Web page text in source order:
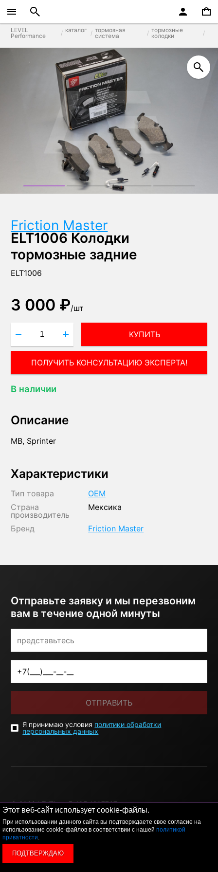
Этот веб-сайт использует cookie-файлы.
При использовании данного сайта вы подтверждаете свое согласие на
использование cookie-файлов в соответствии с нашей политикой
приватности.
ПОДТВЕРЖДАЮ
LEVEL
Performance
каталог
тормозная
система
тормозные
колодки
Friction Master
ELT1006 Колодки
тормозные задние
ELT1006
3 000 ₽/шт
КУПИТЬ
В наличии
Описание
MB, Sprinter
Характеристики
Тип товара
OEM
Страна
производитель
Мексика
Бренд Friction Master
Отправьте заявку и мы перезвоним
вам в течение одной минуты
ОТПРАВИТЬ
Я принимаю условия политики обработки
персональных данных
© 2026 LEVEL+7 495 1207767
Данный сайт носит исключительно информационный
характер, и ни при каких условиях, информационные
материалы и цены, размещенные на сайте, не являются
публичной офертой, определяемой положениями Статьи
437 Гражданского кодекса РФ.